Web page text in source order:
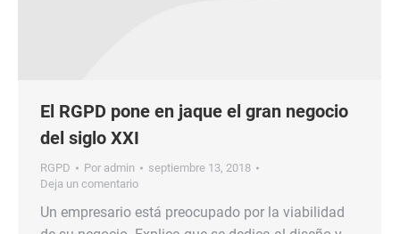
El RGPD pone en jaque el gran negocio
del siglo XXI
RGPD Por admin
septiembre 13, 2018
Deja un comentario
Un empresario está preocupado por la viabilidad